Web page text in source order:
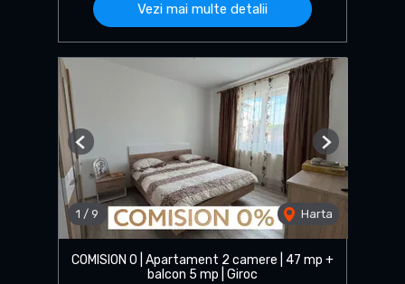
Vezi mai multe detalii
1 / 9 Harta
Previous Next
COMISION 0 | Apartament 2 camere | 47 mp +
balcon 5 mp | Giroc